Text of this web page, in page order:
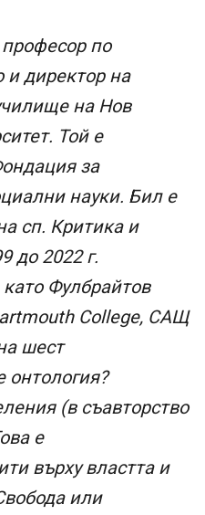
по
и директор на
на Нов
Той е
за
науки. Бил е
сп. Критика и
до 2022 г.
Фулбрайтов
College, САЩ
шест
(в съавторство
е
върху властта и
или